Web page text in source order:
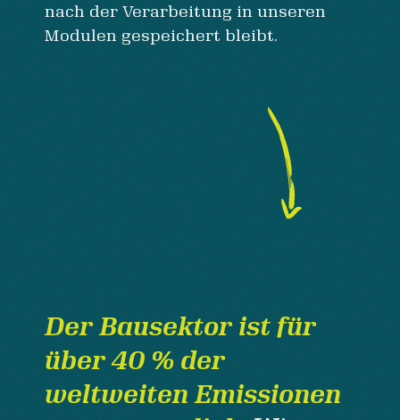
nach der Verarbeitung in unseren
Modulen gespeichert bleibt.
Der Bausektor ist für
über 40 % der
weltweiten Emissionen